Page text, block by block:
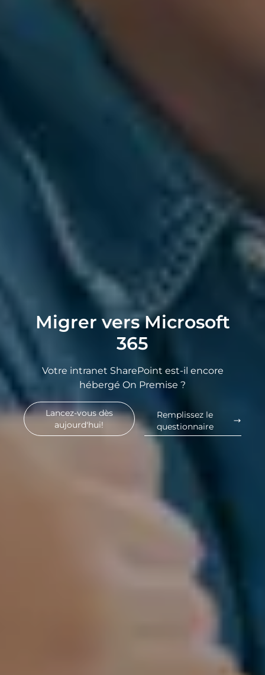
Migrer vers Microsoft
365
Votre intranet SharePoint est-il encore
hébergé On Premise ?
Lancez-vous dès
aujourd'hui!
Remplissez le
questionnaire